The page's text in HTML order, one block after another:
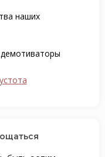
наших